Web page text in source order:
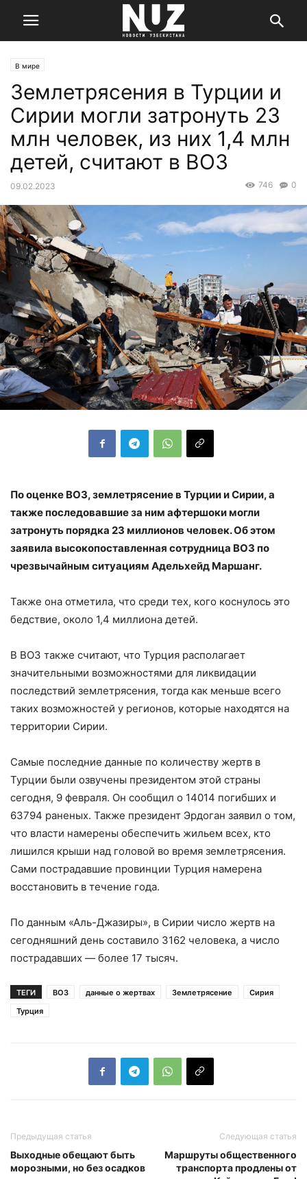
В мире
Землетрясения в Турции и
Сирии могли затронуть 23
млн человек, из них 1,4 млн
детей, считают в ВОЗ
09.02.2023 0
746
По оценке ВОЗ, землетрясение в Турции и Сирии, а
также последовавшие за ним афтершоки могли
затронуть порядка 23 миллионов человек. Об этом
заявила высокопоставленная сотрудница ВОЗ по
чрезвычайным ситуациям Адельхейд Маршанг.
Также она отметила, что среди тех, кого коснулось это
бедствие, около 1,4 миллиона детей.
В ВОЗ также считают, что Турция располагает
значительными возможностями для ликвидации
последствий землетрясения, тогда как меньше всего
таких возможностей у регионов, которые находятся на
территории Сирии.
Самые последние данные по количеству жертв в
Турции были озвучены президентом этой страны
сегодня, 9 февраля. Он сообщил о 14014 погибших и
63794 раненых. Также президент Эрдоган заявил о том,
что власти намерены обеспечить жильем всех, кто
лишился крыши над головой во время землетрясения.
Сами пострадавшие провинции Турция намерена
восстановить в течение года.
По данным «Аль-Джазиры», в Сирии число жертв на
сегодняшний день составило 3162 человека, а число
пострадавших — более 17 тысяч.
ТЕГИ ВОЗ данные о жертвах Землетрясение
Сирия
Турция
Предыдущая статья
Выходные обещают быть
морозными, но без осадков
Следующая статья
Маршруты общественного
транспорта продлены от